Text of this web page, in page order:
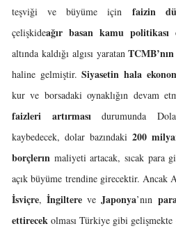
teşviği ve büyüme için faizin
çelişkideağır basan kamu politikası
altında kaldığı algısı yaratan
haline gelmiştir.Siyasetin hala
kur ve borsadaki oynaklığın devam
faizleri artırmasıdurumunda
kaybedecek, dolar bazındaki 200
borçlerın maliyeti artacak, sıcak para
açık büyüme trendine girecektir. Ancak
İsviçre,İngiltere veJaponya’nın
ettirecek olması Türkiye gibi gelişmekte